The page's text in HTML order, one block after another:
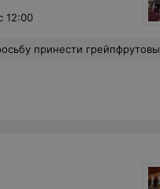
12:00
думать. Мы ждали пока принесут сдачи минут 15. Из принципа ждали, т.к. за 15 минут можно обойти весь цент гп Мир. В зале запах кухни!!!!! В туалете нет мыла!!!!!!! Почему меня не остановил значек "белкоопсоюз" Ведь, как оказалось рядом несколько очень душевных, вкусных и интересных заведений!